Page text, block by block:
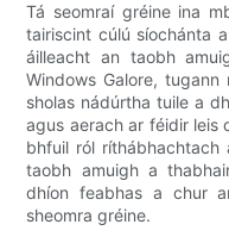
Tá seomraí gréine ina
tairiscint cúlú síochánta
áilleacht an taobh
Windows Galore,
sholas nádúrtha tuile a
agus aerach ar féidir leis
bhfuil ról ríthábhachtach
taobh amuigh a
dhíon feabhas a chur
sheomra gréine.